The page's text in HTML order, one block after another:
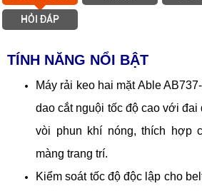
HỎI ĐÁP
TÍNH NĂNG NỔI BẬT
Máy rải keo hai mặt Able
dao cắt nguội tốc độ cao với
vòi phun khí nóng, thích hợp
màng trang trí.
Kiểm soát tốc độ độc lập cho